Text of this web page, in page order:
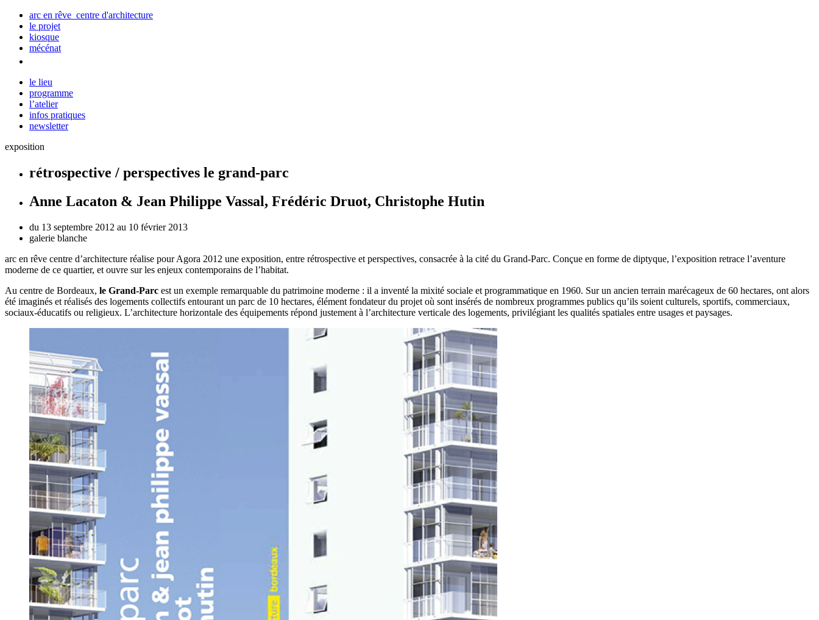
arc en rêve centre d'architecture
le projet
kiosque
mécénat
le lieu
programme
l’atelier
infos pratiques
newsletter
exposition
rétrospective / perspectives le grand-parc
Anne Lacaton & Jean Philippe Vassal, Frédéric Druot, Christophe Hutin
du 13 septembre 2012 au 10 février 2013
galerie blanche
arc en rêve centre d’architecture réalise pour Agora 2012 une exposition, entre rétrospective et perspectives, consacrée à la cité du Grand-Parc. Conçue en forme de diptyque, l’exposition retrace l’aventure
moderne de ce quartier, et ouvre sur les enjeux contemporains de l’habitat.
Au centre de Bordeaux, le Grand-Parc est un exemple remarquable du patrimoine moderne : il a inventé la mixité sociale et programmatique en 1960. Sur un ancien terrain marécageux de 60 hectares, ont alors
été imaginés et réalisés des logements collectifs entourant un parc de 10 hectares, élément fondateur du projet où sont insérés de nombreux programmes publics qu’ils soient culturels, sportifs, commerciaux,
sociaux-éducatifs ou religieux. L’architecture horizontale des équipements répond justement à l’architecture verticale des logements, privilégiant les qualités spatiales entre usages et paysages.